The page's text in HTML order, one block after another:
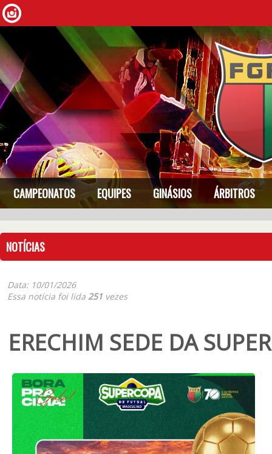
CAMPEONATOS EQUIPES GINÁSIOS ÁRBITROS
NOTÍCIAS
Data: 10/01/2026
Essa notícia foi lida 251 vezes
ERECHIM SEDE DA